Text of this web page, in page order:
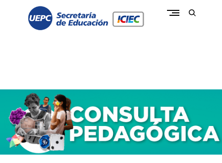
a
t
e
I
C
I
E
C
-
open